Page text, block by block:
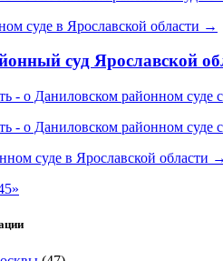
суде в Ярославской области →
суд Ярославской
суде в Ярославской области →
5»